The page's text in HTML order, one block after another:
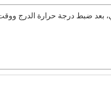
بعد ضبط درجة حرارة الدرج